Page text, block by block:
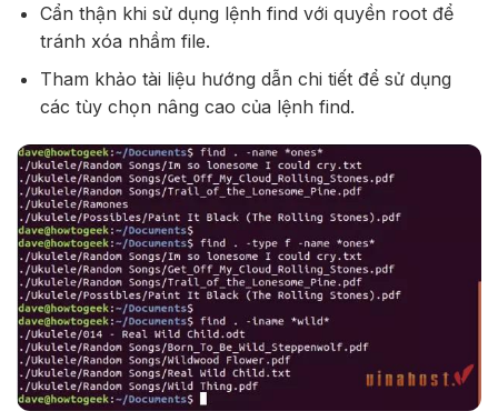
Cẩn thận khi sử dụng lệnh find với quyền root để
tránh xóa nhầm file.
Tham khảo tài liệu hướng dẫn chi tiết để sử dụng
các tùy chọn nâng cao của lệnh find.